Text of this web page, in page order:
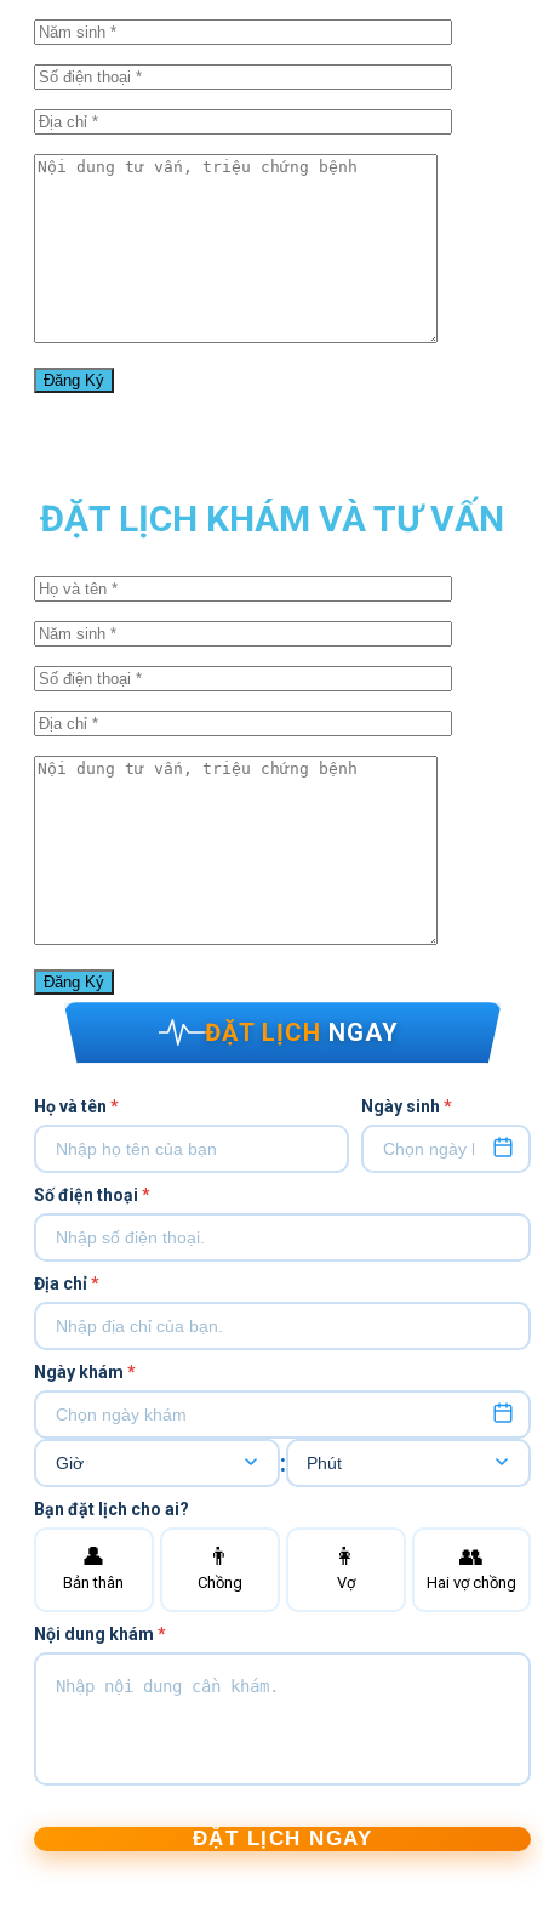
ĐẶT LỊCH KHÁM VÀ TƯ VẤN
ĐẶT LỊCH NGAY
Họ và tên * Ngày sinh*
Số điện thoại *
Địa chỉ*
Ngày khám *
:
Bạn đặt lịch cho ai?
👤
Bản thân
👨
Chồng
👩
Vợ
👥
Hai vợ chồng
Nội dung khám *
ĐẶT LỊCH NGAY